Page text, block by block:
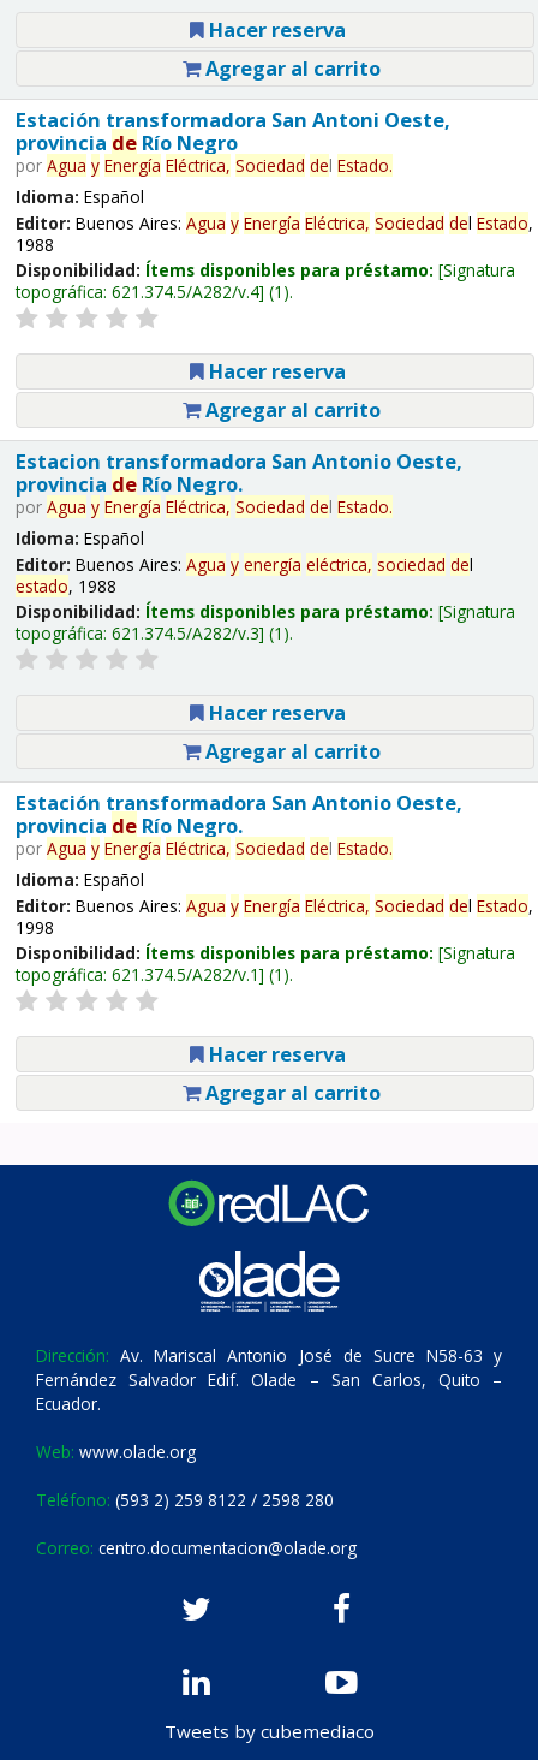
Hacer reserva
Agregar al carrito
Estación transformadora San Antoni Oeste,
provincia deRío Negro
por Agua y Energía Eléctrica, Sociedad del Estado.
Idioma: Español
Editor: Buenos Aires: Agua y Energía Eléctrica, Sociedad del Estado,
1988
Disponibilidad: Ítems disponibles para préstamo: Signatura
topográfica: 621.374.5/A282/v.4 (1).
Hacer reserva
Agregar al carrito
Estacion transformadora San Antonio Oeste,
provincia deRío Negro.
por Agua y Energía Eléctrica, Sociedad del Estado.
Idioma: Español
Editor: Buenos Aires: Agua y energía eléctrica, sociedad del
estado, 1988
Disponibilidad: Ítems disponibles para préstamo: Signatura
topográfica: 621.374.5/A282/v.3 (1).
Hacer reserva
Agregar al carrito
Estación transformadora San Antonio Oeste,
provincia deRío Negro.
por Agua y Energía Eléctrica, Sociedad del Estado.
Idioma: Español
Editor: Buenos Aires: Agua y Energía Eléctrica, Sociedad del Estado,
1998
Disponibilidad: Ítems disponibles para préstamo: Signatura
topográfica: 621.374.5/A282/v.1 (1).
Hacer reserva
Agregar al carrito
Dirección: Av. Mariscal Antonio José de Sucre N58-63 y
Fernández Salvador Edif. Olade – San Carlos, Quito –
Ecuador.
Web: www.olade.org
Teléfono: (593 2) 259 8122 / 2598 280
Correo: centro.documentacion@olade.org
Tweets by cubemediaco